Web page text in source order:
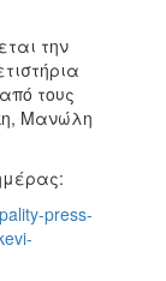
την
τους
Μανώλη
press-